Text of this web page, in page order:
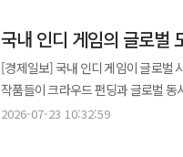
교류와 문화 교류를 확대하고, 자원
원격교육 협력부터 장학금 지원까지… 다양한 분야 협력 협약에 따라 양 기
등 원격교육 협력 허브 구축 ▲베트
대학과 연계한 입학·편입 및 학사
교육프로그램 개발 등 다양한 분야에서 협력을 추진한다. 특히 이번 협
국내 인디 게임의 글로벌
[경제일보] 국내 인디 게임이 글로벌
작품들이 크라우드 펀딩과 글로벌 동
'스테퍼 레트로: 초능력 추리 퀘스트'를 글로
2026-07-23 10:32:59